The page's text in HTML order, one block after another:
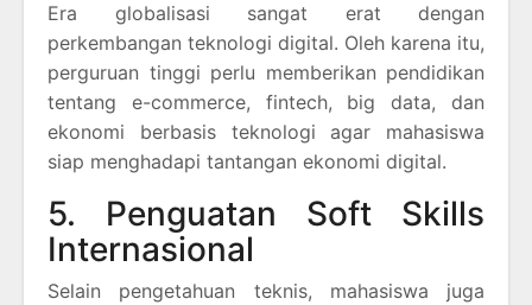
Era globalisasi sangat erat dengan
perkembangan teknologi digital. Oleh karena itu,
perguruan tinggi perlu memberikan pendidikan
tentang e-commerce, fintech, big data, dan
ekonomi berbasis teknologi agar mahasiswa
siap menghadapi tantangan ekonomi digital.
5. Penguatan Soft Skills
Internasional
Selain pengetahuan teknis, mahasiswa juga